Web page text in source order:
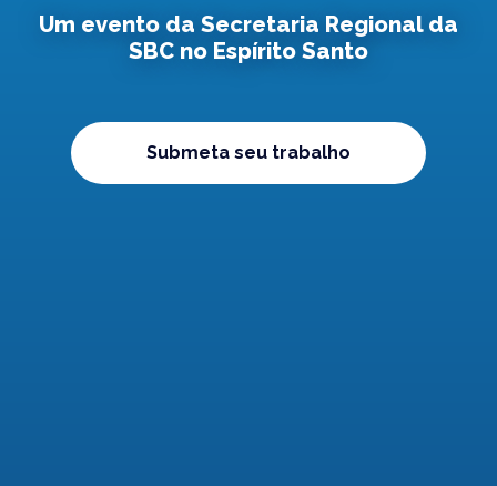
Um evento da Secretaria Regional da
SBC no Espírito Santo
Submeta seu trabalho